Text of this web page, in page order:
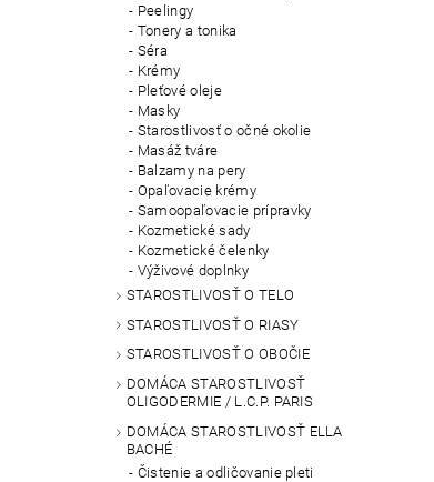
Peelingy
Tonery a tonika
Séra
Krémy
Pleťové oleje
Masky
Starostlivosť o očné okolie
Masáž tváre
Balzamy na pery
Opaľovacie krémy
Samoopaľovacie prípravky
Kozmetické sady
Kozmetické čelenky
Výživové doplnky
STAROSTLIVOSŤ O TELO
STAROSTLIVOSŤ O RIASY
STAROSTLIVOSŤ O OBOČIE
DOMÁCA STAROSTLIVOSŤ
OLIGODERMIE / L.C.P. PARIS
DOMÁCA STAROSTLIVOSŤ ELLA
BACHÉ
Čistenie a odličovanie pleti